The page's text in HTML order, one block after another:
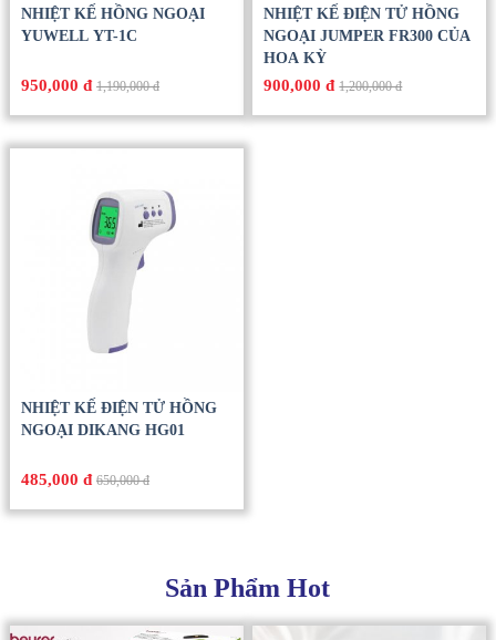
NHIỆT KẾ HỒNG NGOẠI
YUWELL YT-1C
950,000 đ 1,190,000 đ
NHIỆT KẾ ĐIỆN TỬ HỒNG
NGOẠI JUMPER FR300 CỦA
HOA KỲ
900,000 đ 1,200,000 đ
NHIỆT KẾ ĐIỆN TỬ HỒNG
NGOẠI DIKANG HG01
485,000 đ 650,000 đ
Sản Phẩm Hot